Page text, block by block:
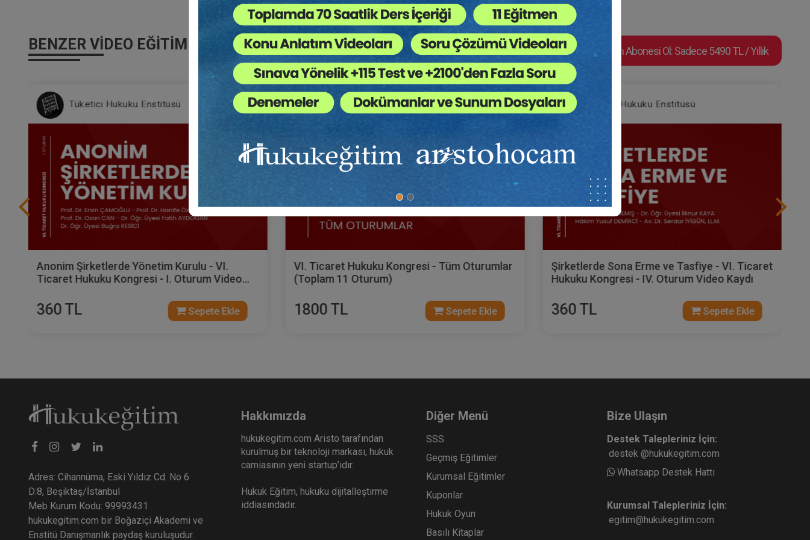
BENZER VIDEO EĞITIMLER Video Eğitim Abonesi Ol: Sadece 5490 TL / Yıllık
Tüketici Hukuku Enstitüsü
Anonim Şirketlerde Yönetim Kurulu - VI.
Ticaret Hukuku Kongresi - I. Oturum Video
360 TL Sepete Ekle
Tüketici Hukuku Enstitüsü
VI. Ticaret Hukuku Kongresi - Tüm Oturumlar
(Toplam 11 Oturum)
1800 TL Sepete Ekle
Tüketici Hukuku Enstitüsü
Şirketlerde Sona Erme ve Tasfiye - VI. Ticaret
Hukuku Kongresi - IV. Oturum Video Kaydı
360 TL Sepete Ekle
Adres: Cihannüma, Eski Yıldız Cd. No 6
D:8, Beşiktaş/İstanbul
Meb Kurum Kodu: 99993431
hukukegitim.com bir Boğaziçi Akademi ve
Enstitü Danışmanlık paydaş kuruluşudur.
Hakkımızda
hukukegitim.com Aristo tarafından
kurulmuş bir teknoloji markası, hukuk
camiasının yeni startup’ıdır.
Hukuk Eğitim, hukuku dijitalleştirme
iddiasındadır.
Diğer Menü
SSS
Geçmiş Eğitimler
Kurumsal Eğitimler
Kuponlar
Hukuk Oyun
Basılı Kitaplar
Bize Ulaşın
Destek Talepleriniz İçin:
destek @hukukegitim.com
Whatsapp Destek Hattı
Kurumsal Talepleriniz İçin:
egitim@hukukegitim.com